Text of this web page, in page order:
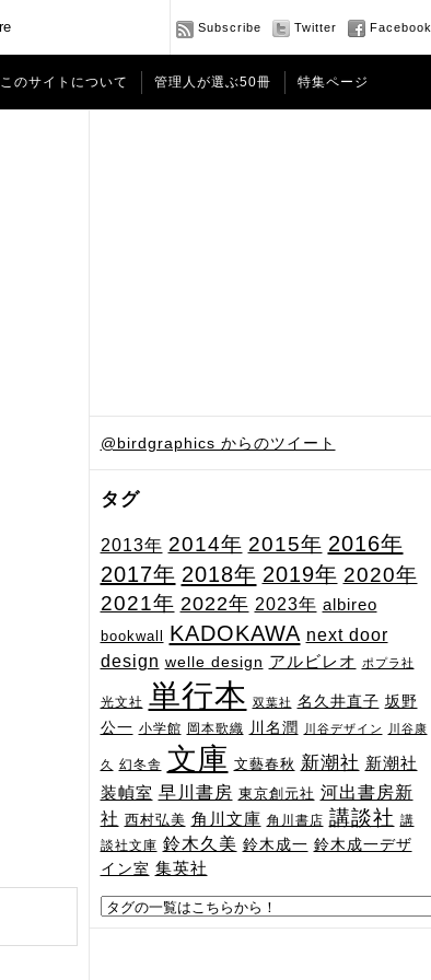
Subscribe Twitter Facebook
このサイトについて 管理人が選ぶ50冊 特集ページ
@birdgraphics からのツイート
タグ
2013年 2014年 2015年 2016年
2017年 2018年 2019年 2020年
2021年 2022年 2023年 albireo
bookwall KADOKAWA next door
design welle design アルビレオ ポプラ社
光文社 単行本 双葉社 名久井直子 坂野
公一 小学館 岡本歌織 川名潤 川谷デザイン 川谷康
久 幻冬舎 文庫 文藝春秋 新潮社 新潮社
装幀室 早川書房 東京創元社 河出書房新
社 西村弘美 角川文庫 角川書店 講談社 講
談社文庫 鈴木久美 鈴木成一 鈴木成一デザ
イン室 集英社